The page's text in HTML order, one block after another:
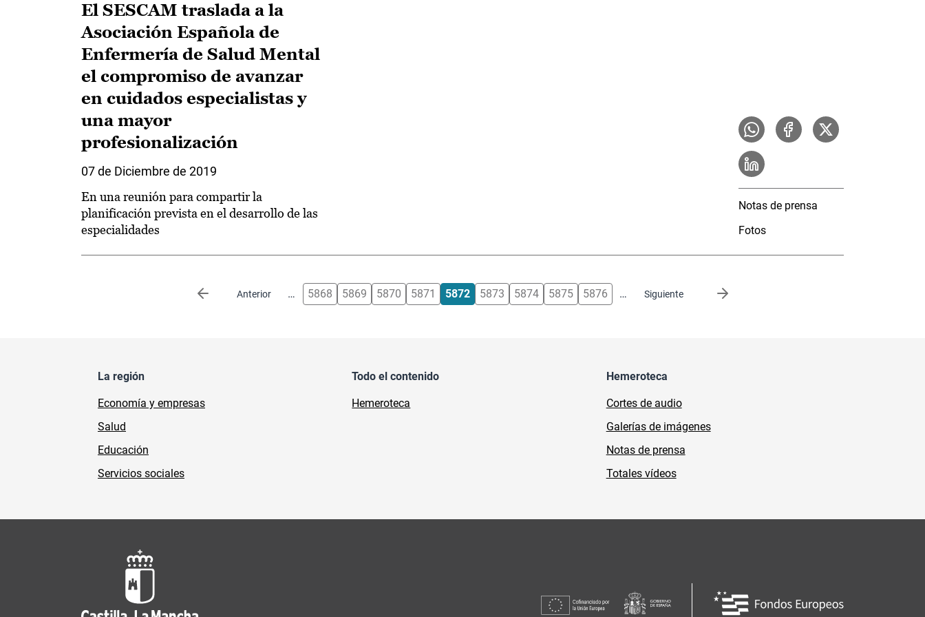
El SESCAM traslada a la
Asociación Española de
Enfermería de Salud Mental
el compromiso de avanzar
en cuidados especialistas y
una mayor
profesionalización
07 de Diciembre de 2019
En una reunión para compartir la
planificación prevista en el desarrollo de las
especialidades
Notas de prensa
Fotos
Anterior
Página anterior … 5868 5869 5870 5871 5872 5873 5874 5875 5876 … Siguiente
Siguiente página
La región
Economía y empresas
Salud
Educación
Servicios sociales
Todo el contenido
Hemeroteca
Hemeroteca
Cortes de audio
Galerías de imágenes
Notas de prensa
Totales vídeos